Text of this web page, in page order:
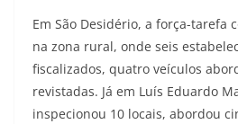
Em São Desidério, a força-tarefa
na zona rural, onde seis
fiscalizados, quatro veículos
revistadas. Já em Luís Eduardo
inspecionou 10 locais, abordou